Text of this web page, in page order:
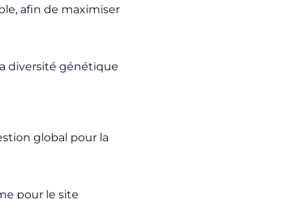
afin de maximiser
diversité génétique
global pour la
pour le site